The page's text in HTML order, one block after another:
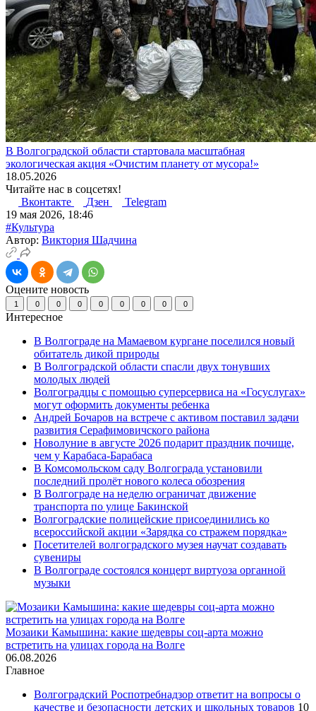
В Волгоградской области стартовала масштабная
экологическая акция «Очистим планету от мусора!»
18.05.2026
Читайте нас в соцсетях!
Вконтакте
Дзен
Telegram
19 мая 2026, 18:46
#Культура
Автор: Виктория Шадчина
Оцените новость
1 0 0 0 0 0 0 0 0
Интересное
В Волгограде на Мамаевом кургане поселился новый
обитатель дикой природы
В Волгоградской области спасли двух тонувших
молодых людей
Волгоградцы с помощью суперсервиса на «Госуслугах»
могут оформить документы ребенка
Андрей Бочаров на встрече с активом поставил задачи
развития Серафимовичского района
Новолуние в августе 2026 подарит праздник почище,
чем у Карабаса-Барабаса
В Комсомольском саду Волгограда установили
последний пролёт нового колеса обозрения
В Волгограде на неделю ограничат движение
транспорта по улице Бакинской
Волгоградские полицейские присоединились ко
всероссийской акции «Зарядка со стражем порядка»
Посетителей волгоградского музея научат создавать
сувениры
В Волгограде состоялся концерт виртуоза органной
музыки
Мозаики Камышина: какие шедевры соц-арта можно
встретить на улицах города на Волге
06.08.2026
Главное
Волгоградский Роспотребнадзор ответит на вопросы о
качестве и безопасности детских и школьных товаров 10